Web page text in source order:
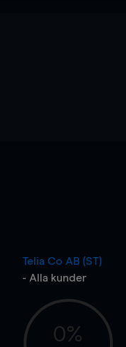
Telia Co AB (ST)
- Alla kunder
0%